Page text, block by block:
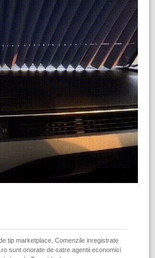
tip marketplace. Comenzile inregistrate
sunt onorate de catre agentii economici